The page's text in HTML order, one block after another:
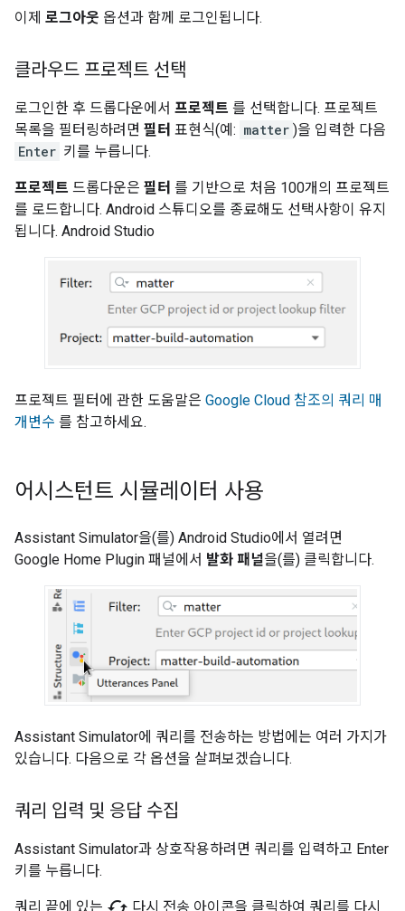
이제 로그아웃 옵션과 함께 로그인됩니다.
클라우드 프로젝트 선택
로그인한 후 드롭다운에서 프로젝트 를 선택합니다. 프로젝트
목록을 필터링하려면 필터 표현식(예: matter )을 입력한 다음
Enter 키를 누릅니다.
프로젝트 드롭다운은 필터 를 기반으로 처음 100개의 프로젝트
를 로드합니다. Android 스튜디오를 종료해도 선택사항이 유지
됩니다. Android Studio
프로젝트 필터에 관한 도움말은 Google Cloud 참조의 쿼리 매
개변수 를 참고하세요.
어시스턴트 시뮬레이터 사용
Assistant Simulator을(를) Android Studio에서 열려면
Google Home Plugin 패널에서 발화 패널을(를) 클릭합니다.
Assistant Simulator에 쿼리를 전송하는 방법에는 여러 가지가
있습니다. 다음으로 각 옵션을 살펴보겠습니다.
쿼리 입력 및 응답 수집
Assistant Simulator과 상호작용하려면 쿼리를 입력하고 Enter
키를 누릅니다.
쿼리 끝에 있는
다시 전송 아이콘을 클릭하여 쿼리를 다시